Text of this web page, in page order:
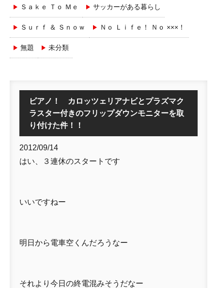
Ｓａｋｅ Ｔｏ Ｍｅ サッカーがある暮らし
Ｓｕｒｆ ＆ Ｓｎｏｗ Ｎｏ Ｌｉｆｅ！ Ｎｏ ×××！
無題 未分類
ビアノ！ カロッツェリアナビとプラズマク
ラスター付きのフリップダウンモニターを取
り付けた件！！
2012/09/14
はい、３連休のスタートです
いいですねー
明日から電車空くんだろうなー
それより今日の終電混みそうだなー